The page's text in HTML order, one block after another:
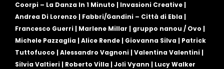
Coorpi – La Danza In 1 Minuto | Invasioni Creative |
Andrea Di Lorenzo | Fabbri/Gandini – Città di Ebla |
Francesco Guerri | Marlene Millar | gruppo nanou / Ovo |
Michele Pazzaglia | Alice Rende | Giovanna Silva | Patrick
Tuttofuoco | Alessandro Vagnoni | Valentina Valentini |
Silvia Valtieri | Roberto Villa | Joli Vyann | Lucy Walker